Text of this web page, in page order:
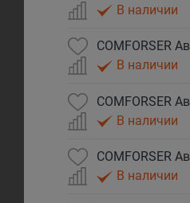
В наличии
COMFORSER
В наличии
COMFORSER
В наличии
COMFORSER
В наличии